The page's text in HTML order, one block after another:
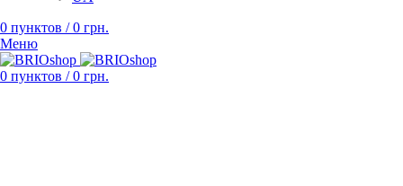
0 пунктов / 0 грн.
Меню
0 пунктов / 0 грн.